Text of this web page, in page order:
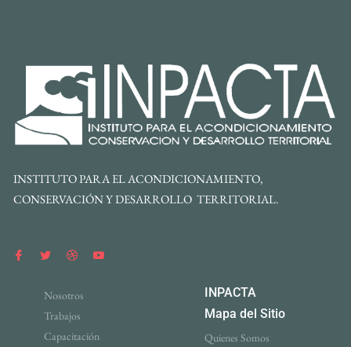
INSTITUTO PARA EL ACONDICIONAMIENTO,
CONSERVACIÓN Y DESARROLLO TERRITORIAL.
Nosotros
Trabajos
Capacitación
INPACTA
Mapa del Sitio
Quienes Somos